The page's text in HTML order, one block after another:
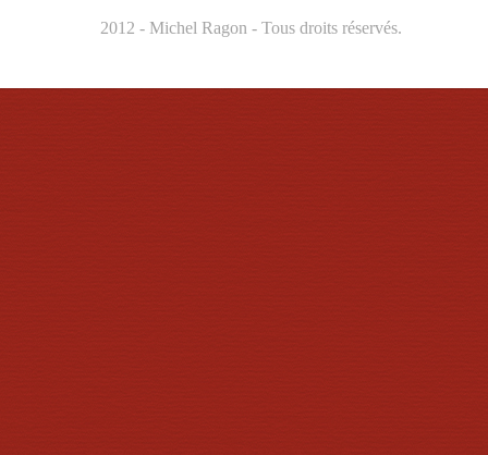
2012 - Michel Ragon - Tous droits réservés.